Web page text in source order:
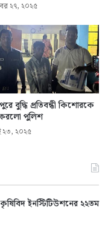
২৭, ২০২৫
বুদ্ধি প্রতিবন্ধী কিশোরকে
করলো পুলিশ
২৩, ২০২৫
কৃষিবিদ ইনস্টিটিউশনের ২২তম